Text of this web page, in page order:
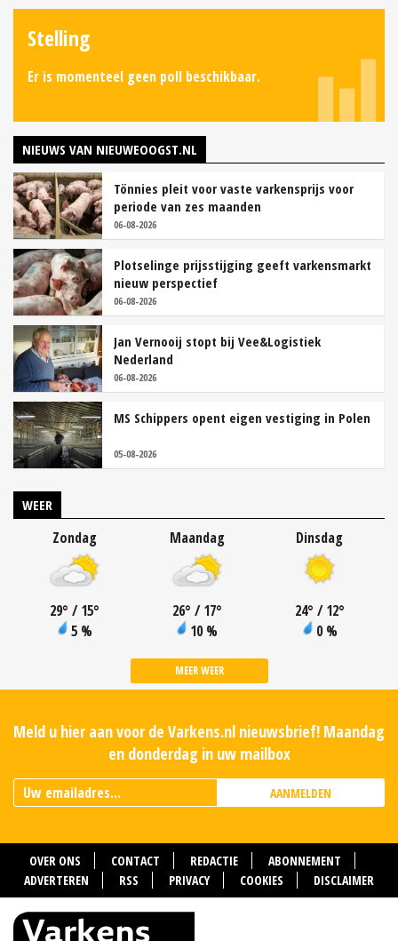
Stelling
Er is momenteel geen poll beschikbaar.
NIEUWS VAN NIEUWEOOGST.NL
Tönnies pleit voor vaste varkensprijs voor
periode van zes maanden
06-08-2026
Plotselinge prijsstijging geeft varkensmarkt
nieuw perspectief
06-08-2026
Jan Vernooij stopt bij Vee&Logistiek
Nederland
06-08-2026
MS Schippers opent eigen vestiging in Polen
05-08-2026
WEER
Zondag
29° / 15°
5 %
Maandag
26° / 17°
10 %
Dinsdag
24° / 12°
0 %
MEER WEER
Meld u hier aan voor de Varkens.nl nieuwsbrief! Maandag
en donderdag in uw mailbox
AANMELDEN
OVER ONS CONTACT REDACTIE
ABONNEMENT
ADVERTEREN
RSS PRIVACY COOKIES DISCLAIMER